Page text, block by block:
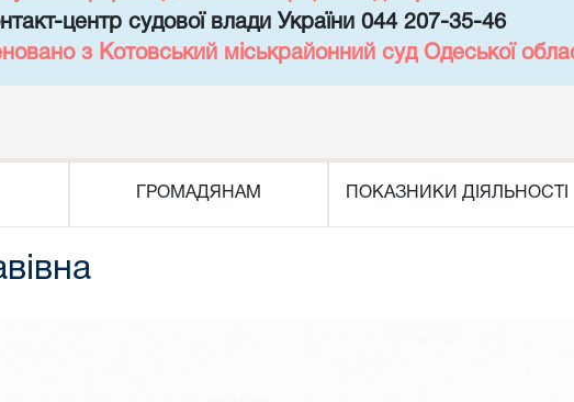
центр судової влади України 044 207-35-46
з Котовський міськрайонний суд Одеської
ГРОМАДЯНАМ ПОКАЗНИКИ ДІЯЛЬНОСТІ